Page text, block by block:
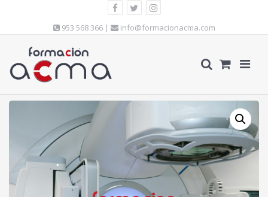
953 568 366 | info@formacionacma.com